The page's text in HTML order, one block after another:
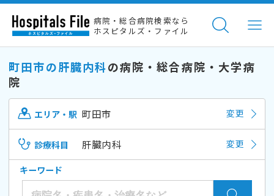
病院・総合病院検索なら
ホスピタルズ・ファイル
町田市の肝臓内科の病院・総合病院・大学病
院
エリア・駅 町田市 変更
診療科目 肝臓内科 変更
キーワード